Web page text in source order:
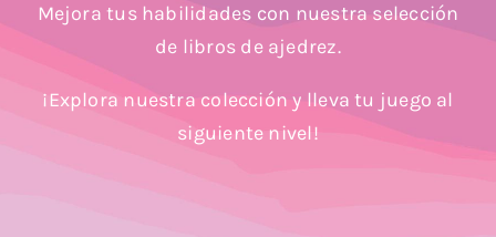
Mejora tus habilidades con nuestra selección
de libros de ajedrez.
¡Explora nuestra colección y lleva tu juego al
siguiente nivel!